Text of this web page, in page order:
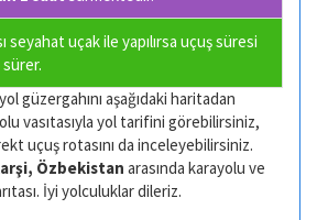
seyahat uçak ile yapılırsa uçuş süresi
sürer.
güzergahını aşağıdaki haritadan
vasıtasıyla yol tarifini görebilirsiniz,
uçuş rotasını da inceleyebilirsiniz.
Özbekistan arasında karayolu ve
İyi yolculuklar dileriz.